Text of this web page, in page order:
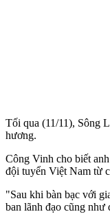
Tối qua (11/11), Sông
hương.
Công Vinh cho biết
đội tuyển Việt Nam từ
"Sau khi bàn bạc với
ban lãnh đạo cũng